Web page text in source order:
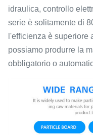
idraulica, controllo
serie è solitamente di
l'efficienza è superiore
possiamo produrre la
obbligatorio o